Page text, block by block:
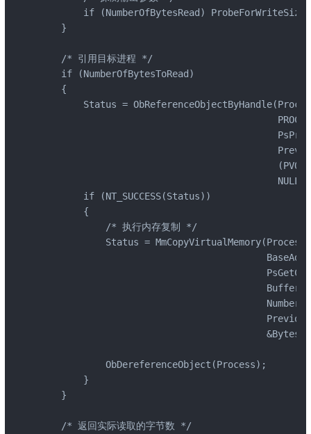
if (NumberOfBytesRead)
    }
    /* 引用目标进程 */
    if (NumberOfBytesToRead)
    {
Status =
                                           NULL);
        if (NT_SUCCESS(Status))
        {
            /* 执行内存复制 */
            Status = MmCopyVirtualMemory(Process,
                                         Buffer,
            ObDereferenceObject(Process);
        }
    }
    /* 返回实际读取的字节数 */